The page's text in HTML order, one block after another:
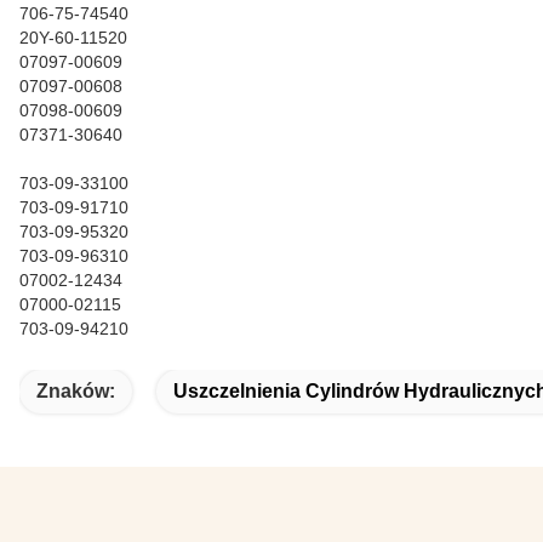
706-75-74540
20Y-60-11520
07097-00609
07097-00608
07098-00609
07371-30640
703-09-33100
703-09-91710
703-09-95320
703-09-96310
07002-12434
07000-02115
703-09-94210
Znaków: Uszczelnienia Cylindrów